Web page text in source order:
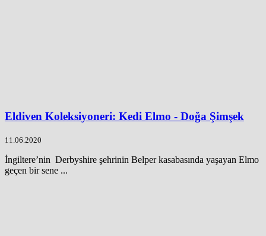
Eldiven Koleksiyoneri: Kedi Elmo - Doğa Şimşek
11.06.2020
İngiltere’nin Derbyshire şehrinin Belper kasabasında yaşayan Elmo
geçen bir sene ...